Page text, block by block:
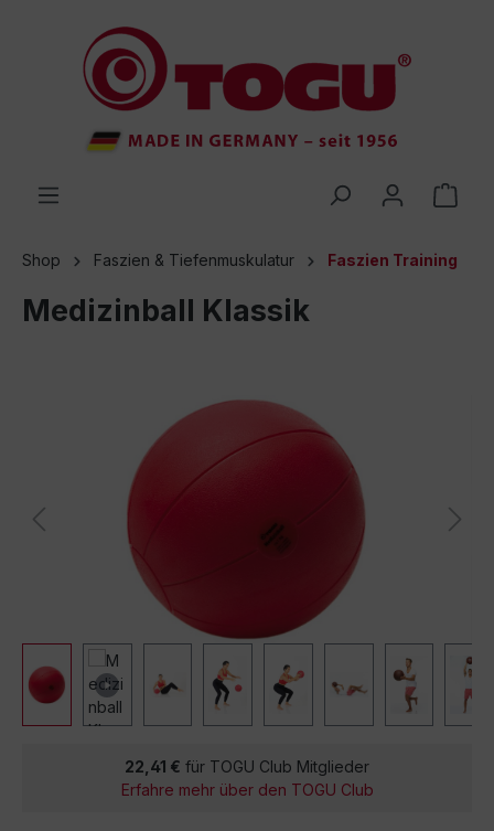
springen
Shop Faszien & Tiefenmuskulatur Faszien Training
Medizinball Klassik
22,41 € für TOGU Club Mitglieder
Erfahre mehr über den TOGU Club